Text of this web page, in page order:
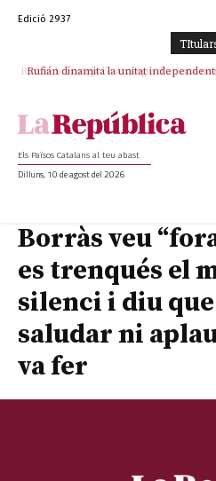
Edició 2937
Rufián dinamita la unitat
Els Països Catalans al teu abast
Dilluns, 10 de agost del 2026
Borràs veu
es trenqués el
silenci i diu
saludar ni
va fer